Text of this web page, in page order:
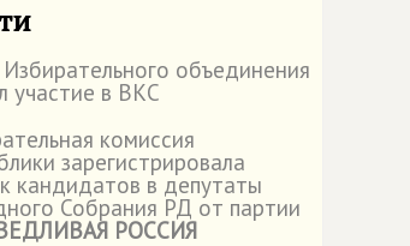
объединения
участие в ВКС
комиссия
зарегистрировала
кандидатов в депутаты
Собрания РД от партии
РОССИЯ